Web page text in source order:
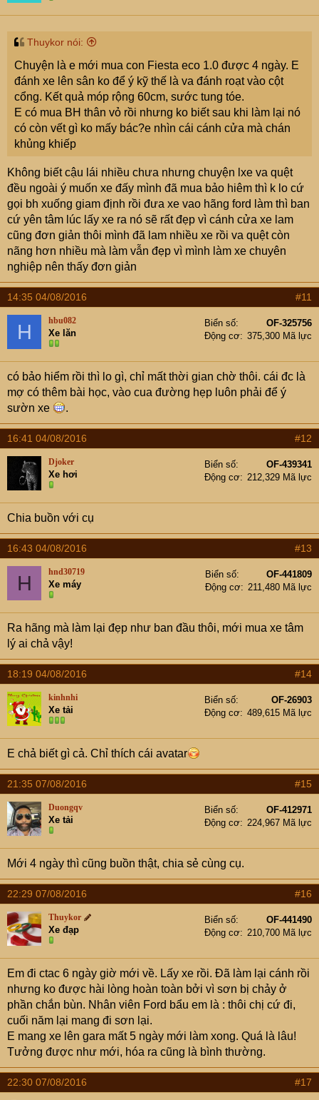
Thuykor nói:
Chuyện là e mới mua con Fiesta eco 1.0 được 4 ngày. E
đánh xe lên sân ko để ý kỹ thế là va đánh roạt vào cột
cổng. Kết quả móp rộng 60cm, sước tung tóe.
E có mua BH thân vỏ rồi nhưng ko biết sau khi làm lại nó
có còn vết gì ko mấy bác?e nhìn cái cánh cửa mà chán
khủng khiếp
Không biết cậu lái nhiều chưa nhưng chuyện lxe va quệt
đều ngoài ý muốn xe đấy mình đã mua bảo hiêm thì k lo cứ
gọi bh xuống giam định rồi đưa xe vao hãng ford làm thì ban
cứ yên tâm lúc lấy xe ra nó sẽ rất đẹp vì cánh cửa xe lam
cũng đơn giản thôi mình đã lam nhiều xe rồi va quệt còn
nãng hơn nhiều mà làm vẫn đẹp vì mình làm xe chuyên
nghiệp nên thấy đơn giản
14:35 04/08/2016 #11
H hbu082
Xe lăn
Biển số
OF-325756
Động cơ
375,300 Mã lực
có bảo hiểm rồi thì lo gì, chỉ mất thời gian chờ thôi. cái đc là
mợ có thêm bài học, vào cua đường hẹp luôn phải để ý
sườn xe
.
16:41 04/08/2016 #12
Djoker
Xe hơi
Biển số
OF-439341
Động cơ
212,329 Mã lực
Chia buồn với cụ
16:43 04/08/2016 #13
H hnd30719
Xe máy
Biển số
OF-441809
Động cơ
211,480 Mã lực
Ra hãng mà làm lại đẹp như ban đầu thôi, mới mua xe tâm
lý ai chả vậy!
18:19 04/08/2016 #14
kinhnhi
Xe tải
Biển số
OF-26903
Động cơ
489,615 Mã lực
E chả biết gì cả. Chỉ thích cái avatar
21:35 07/08/2016 #15
Duongqv
Xe tải
Biển số
OF-412971
Động cơ
224,967 Mã lực
Mới 4 ngày thì cũng buồn thật, chia sẻ cùng cụ.
22:29 07/08/2016 #16
Thuykor
Xe đạp
Biển số
OF-441490
Động cơ
210,700 Mã lực
Em đi ctac 6 ngày giờ mới về. Lấy xe rồi. Đã làm lại cánh rồi
nhưng ko được hài lòng hoàn toàn bởi vì sơn bị chảy ở
phần chắn bùn. Nhân viên Ford bẩu em là : thôi chị cứ đi,
cuối năm lại mang đi sơn lại.
E mang xe lên gara mất 5 ngày mới làm xong. Quá là lâu!
Tưởng được như mới, hóa ra cũng là bình thường.
22:30 07/08/2016 #17